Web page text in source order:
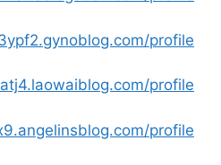
profile
profile
profile